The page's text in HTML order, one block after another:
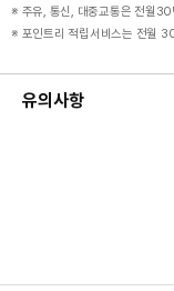
※ 주유, 통신, 대중교통은 전월
※ 포인트리 적립서비스는 전월
유의사항